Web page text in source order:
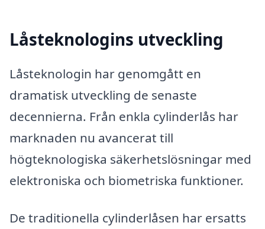
Låsteknologins utveckling
Låsteknologin har genomgått en
dramatisk utveckling de senaste
decennierna. Från enkla cylinderlås har
marknaden nu avancerat till
högteknologiska säkerhetslösningar med
elektroniska och biometriska funktioner.
De traditionella cylinderlåsen har ersatts